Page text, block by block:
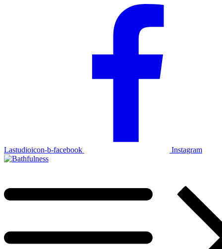
Lastudioicon-b-facebook Instagram